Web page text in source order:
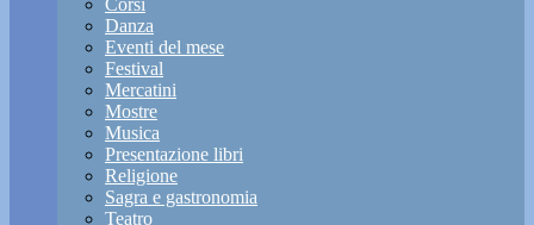
Corsi
Danza
Eventi del mese
Festival
Mercatini
Mostre
Musica
Presentazione libri
Religione
Sagra e gastronomia
Teatro